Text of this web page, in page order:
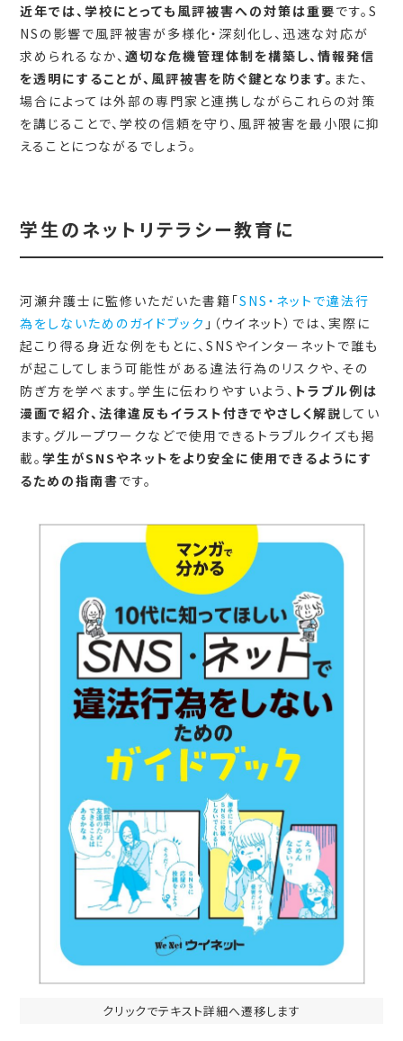
近年では、学校にとっても風評被害への対策は重要です。S
NSの影響で風評被害が多様化・深刻化し、迅速な対応が
求められるなか、適切な危機管理体制を構築し、情報発信
を透明にすることが、風評被害を防ぐ鍵となります。 また、
場合によっては外部の専門家と連携しながらこれらの対策
を講じることで、学校の信頼を守り、風評被害を最小限に抑
えることにつながるでしょう。
学生のネットリテラシー教育に
河瀬弁護士に監修いただいた書籍「SNS・ネットで違法行
為をしないためのガイドブック 」（ウイネット）では、実際に
起こり得る身近な例をもとに、SNSやインターネットで誰も
が起こしてしまう可能性がある違法行為のリスクや、その
防ぎ方を学べます。学生に伝わりやすいよう、 トラブル例は
漫画で紹介、法律違反もイラスト付きでやさしく解説 してい
ます。グループワークなどで使用できるトラブルクイズも掲
載。学生がSNSやネットをより安全に使用できるようにす
るための指南書です。
クリックでテキスト詳細へ遷移します